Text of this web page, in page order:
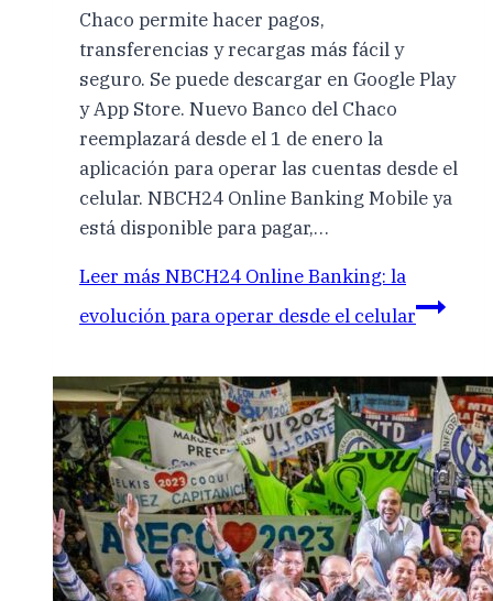
Chaco permite hacer pagos,
transferencias y recargas más fácil y
seguro. Se puede descargar en Google Play
y App Store. Nuevo Banco del Chaco
reemplazará desde el 1 de enero la
aplicación para operar las cuentas desde el
celular. NBCH24 Online Banking Mobile ya
está disponible para pagar,…
Leer más NBCH24 Online Banking: la
evolución para operar desde el celular